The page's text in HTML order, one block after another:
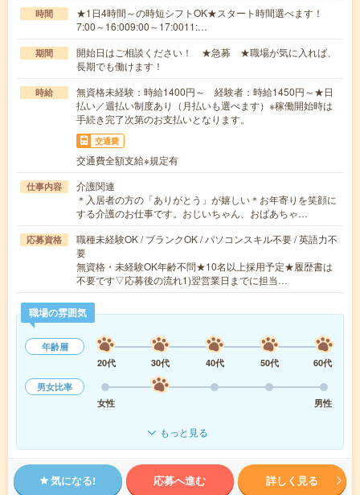
時間
★1日4時間～の時短シフトOK★スタート時間選べます！
7:00～16:009:00～17:0011:…
期間
開始日はご相談ください！ ★急募 ★職場が気に入れば、
長期でも働けます！
時給
無資格未経験：時給1400円～ 経験者：時給1450円～★日
払い／週払い制度あり（月払いも選べます）※稼働開始時は
手続き完了次第のお支払いとなります。
交通費
交通費全額支給※規定有
仕事内容
介護関連
＊入居者の方の「ありがとう」が嬉しい＊お年寄りを笑顔に
する介護のお仕事です。おじいちゃん、おばあちゃ…
応募資格
職種未経験OK / ブランクOK / パソコンスキル不要 / 英語力不
要
無資格・未経験OK年齢不問★10名以上採用予定★履歴書は
不要です▽応募後の流れ1)翌営業日までに担当…
職場の雰囲気
年齢層
20代
30代 40代 50代
60代
男女比率
女性
男性
もっと見る
気になる! 応募へ進む 詳しく見る